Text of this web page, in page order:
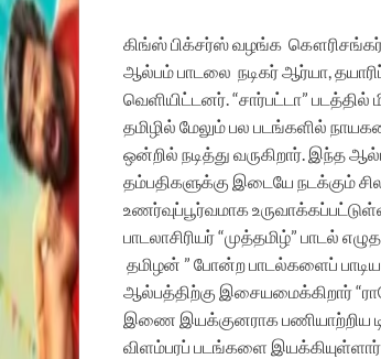
கிங்ஸ் பிக்சர்ஸ் வழங்க கௌரிசங்கர்
ஆல்பம் பாடலை நடிகர் ஆர்யா,
வெளியிட்டனர். “சார்பட்டா” படத்தில்
தமிழில் மேலும் பல படங்களில்
ஒன்றில் நடித்து வருகிறார். இந்த
தம்பதிகளுக்கு இடையே நடக்கும்
உணர்வுப்பூர்வமாக
பாடலாசிரியர் “முத்தமிழ்” பாடல்
தமிழன் ” போன்ற பாடல்களைப் பாடிய
ஆல்பத்திற்கு இசையமைக்கிறார்
இணை இயக்குனராக பணியாற்றிய
விளம்பரப் படங்களை இயக்கியுள்ளார்